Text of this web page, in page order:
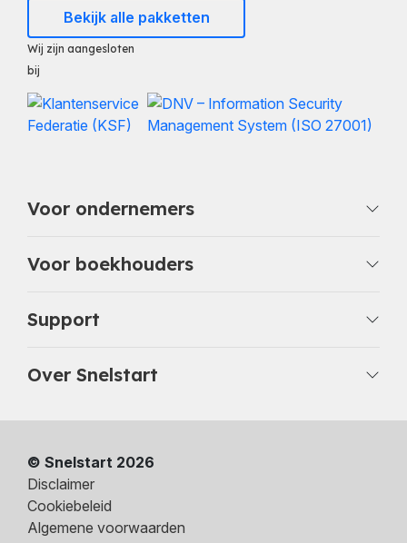
Bekijk alle pakketten
Wij zijn aangesloten
bij
Voor ondernemers
Voor boekhouders
Support
Over Snelstart
© Snelstart 2026
Disclaimer
Cookiebeleid
Algemene voorwaarden